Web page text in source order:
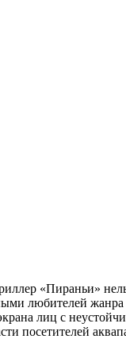
«Пираньи»
любителей жанра
лиц с
посетителей